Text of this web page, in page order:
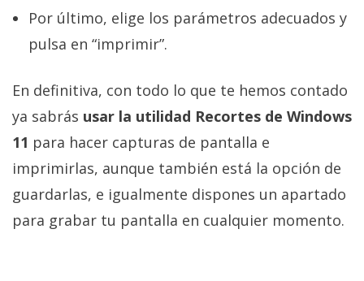
Por último, elige los parámetros adecuados y
pulsa en “imprimir”.
En definitiva, con todo lo que te hemos contado
ya sabrás usar la utilidad Recortes de Windows
11 para hacer capturas de pantalla e
imprimirlas, aunque también está la opción de
guardarlas, e igualmente dispones un apartado
para grabar tu pantalla en cualquier momento.